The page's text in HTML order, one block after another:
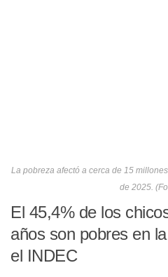
La pobreza afectó a cerca de 15
de 2025.
El 45,4% de los
años son pobres en
el INDEC